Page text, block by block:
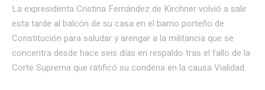
La expresidenta Cristina Fernández de Kirchner volvió a salir
esta tarde al balcón de su casa en el barrio porteño de
Constitución para saludar y arengar a la militancia que se
concentra desde hace seis días en respaldo tras el fallo de la
Corte Suprema que ratificó su condena en la causa Vialidad.